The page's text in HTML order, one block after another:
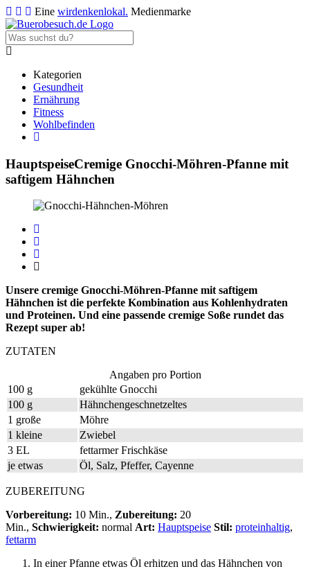
Eine wirdenkenlokal. Medienmarke
Kategorien
Gesundheit
Ernährung
Fitness
Wohlbefinden
HauptspeiseCremige Gnocchi-Möhren-Pfanne mit
saftigem Hähnchen
Unsere cremige Gnocchi-Möhren-Pfanne mit saftigem
Hähnchen ist die perfekte Kombination aus Kohlenhydraten
und Proteinen. Und eine passende cremige Soße rundet das
Rezept super ab!
ZUTATEN
Angaben pro Portion
100 g
gekühlte Gnocchi
100 g
Hähnchengeschnetzeltes
1 große
Möhre
1 kleine
Zwiebel
3 EL
fettarmer Frischkäse
je etwas
Öl, Salz, Pfeffer, Cayenne
ZUBEREITUNG
Vorbereitung: 10 Min., Zubereitung: 20
Min., Schwierigkeit: normal Art: Hauptspeise Stil: proteinhaltig,
fettarm
In einer Pfanne etwas Öl erhitzen und das Hähnchen von